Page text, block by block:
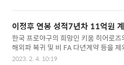
약 3개월 정도 되었다고 소개하였습
연봉 추신수는 1982년생으로 이대호선
며, 최근 '안싸우면 다행이다'에서 정근
생 동갑내기 3인방의 섬에서 살아남기
있습니다. 2022년도 SSG에서는 27억
받았지만, 2023년 SSG에서 17억 원의
이정후 연봉 성적7년차 11억원
한국 프로야구의 희망인 키움 히어로
해외파 복귀 및 비 FA 다년계약 등을
약 연봉 최고액인 11억 원에 계약을 마
2023. 2. 4. 10:19